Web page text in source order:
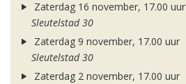
Zaterdag 16 november, 17.00 uur
Sleutelstad 30
Zaterdag 9 november, 17.00 uur
Sleutelstad 30
Zaterdag 2 november, 17.00 uur